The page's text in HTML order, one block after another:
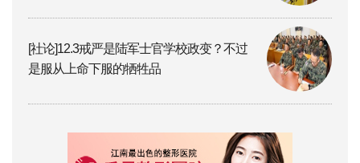
[社论]12.3戒严是陆军士官学校政变？不过
是服从上命下服的牺牲品